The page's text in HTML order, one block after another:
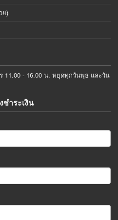
ย)
11.00 - 16.00 น. หยุดทุกวันพุธ และวัน
ำระเงิน